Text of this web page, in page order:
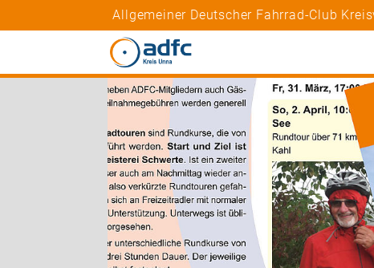
Allgemeiner Deutscher Fahrrad-Club